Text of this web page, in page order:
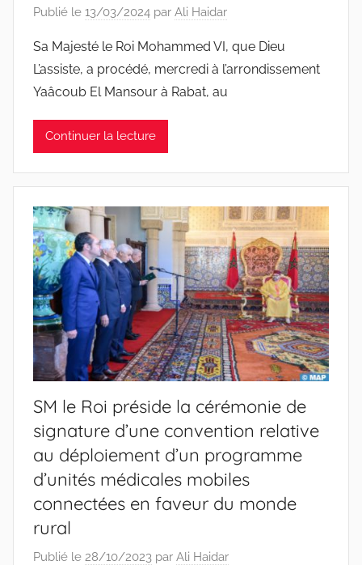
Publié le 13/03/2024 par Ali Haidar
Sa Majesté le Roi Mohammed VI, que Dieu
L’assiste, a procédé, mercredi à l’arrondissement
Yaâcoub El Mansour à Rabat, au
Continuer la lecture
SM le Roi préside la cérémonie de
signature d’une convention relative
au déploiement d’un programme
d’unités médicales mobiles
connectées en faveur du monde
rural
Publié le 28/10/2023 par Ali Haidar